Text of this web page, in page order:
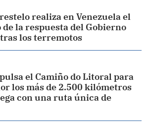
realiza en Venezuela el
la respuesta del Gobierno
los terremotos
el Camiño do Litoral para
los más de 2.500 kilómetros
con una ruta única de